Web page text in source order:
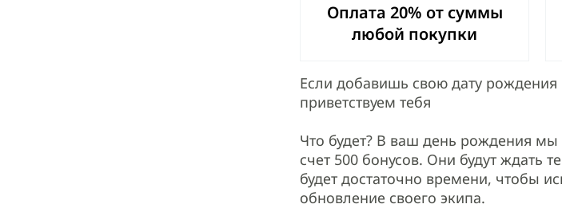
Оплата 20% от суммы
любой покупки
Если добавишь свою дату рождения
приветствуем тебя
Что будет? В ваш день рождения
счет 500 бонусов. Они будут ждать
будет достаточно времени, чтобы
обновление своего экипа.